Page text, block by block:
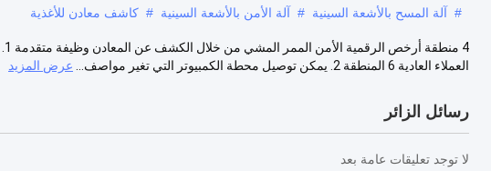
# آلة المسح بالأشعة السينية # آلة الأمن بالأشعة السينية # كاشف معادن للأغذية
العملاء العادية 6 المنطقة 2. يمكن توصيل محطة الكمبيوتر التي تغير مواصف...
عرض المزيد
رسائل الزائر
لا توجد تعليقات عامة بعد